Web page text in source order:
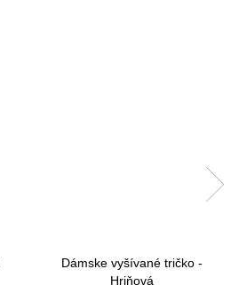
Dámske vyšívané tričko -
Hriňová